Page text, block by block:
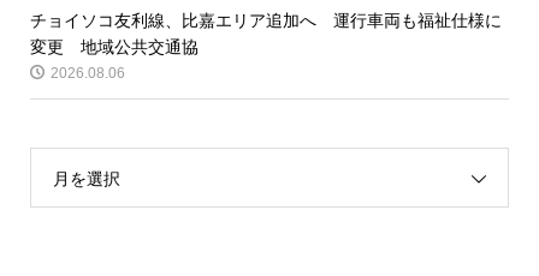
チョイソコ友利線、比嘉エリア追加へ 運行車両も福祉仕様に
変更 地域公共交通協
2026.08.06
月を選択